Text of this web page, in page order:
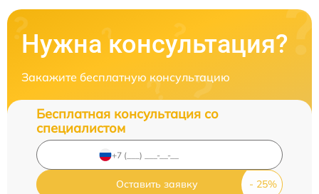
Нужна консультация?
Закажите бесплатную консультацию
Бесплатная консультация со
специалистом
Оставить заявку